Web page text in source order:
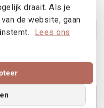
Bekijk product
draait. Als je
de website, gaan
Lees ons